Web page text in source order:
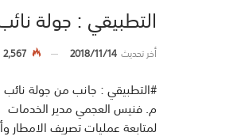
التطبيقي‬⁩ : جولة
أخر تحديث2018/11/14
2,567
#التطبيقي‬⁩ : جانب من جولة نائب
‫م. فنيس العجمي مدير الخدمات ‬
‫لمتابعة عمليات تصريف الامطار